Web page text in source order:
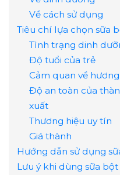
Về cách sử dụng
Tiêu chí lựa chọn sữa
Tình trạng dinh
Độ tuổi của trẻ
Cảm quan về
Độ an toàn của
xuất
Thương hiệu uy tín
Giá thành
Hướng dẫn sử dụng
Lưu ý khi dùng sữa